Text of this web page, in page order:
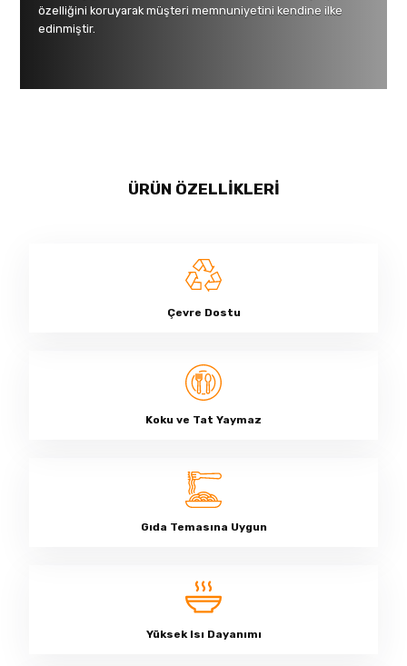
özelliğini koruyarak müşteri memnuniyetini kendine ilke
edinmiştir.
ÜRÜN ÖZELLIKLERI
Çevre Dostu
Koku ve Tat Yaymaz
Gıda Temasına Uygun
Yüksek Isı Dayanımı